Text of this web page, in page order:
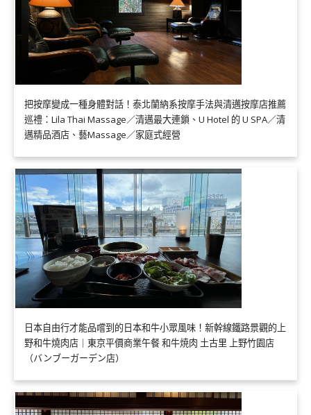
把按摩變成一種身體對話！泰北蘭納系按摩手法與清邁按摩店推薦
巡禮：Lila Thai Massage／清邁最大連鎖、U Hotel 的 U SPA／清
邁精品酒店、藝Massage／家庭式經營
日本自由行才能品嚐到的日本和牛小眾風味！新幹線鐵路景觀的上
野和牛燒肉店｜東京平價商業午餐 和牛焼肉 土古里 上野竹園店
（バンブーガーデン店）